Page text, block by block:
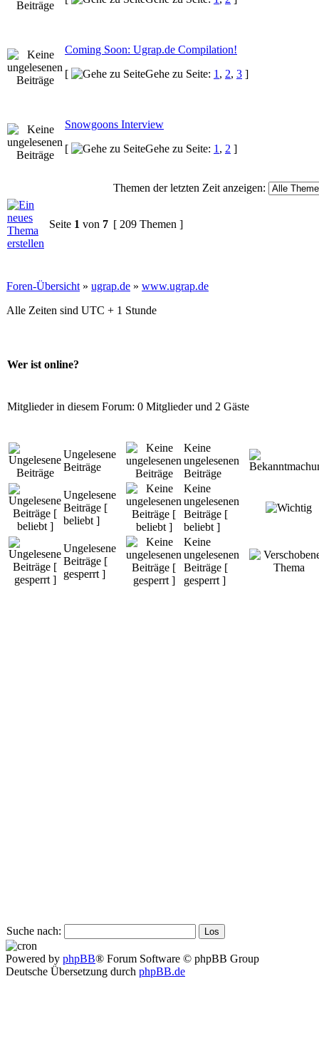
Coming Soon: Ugrap.de Compilation!
[
Gehe zu Seite: 1 , 2, 3 ]
Snowgoons Interview
[
Gehe zu Seite: 1 , 2 ]
Themen der letzten Zeit anzeigen:
Seite 1 von 7 [ 209 Themen ]
Foren-Übersicht » ugrap.de » www.ugrap.de
Alle Zeiten sind UTC + 1 Stunde
Wer ist online?
Mitglieder in diesem Forum: 0 Mitglieder und 2 Gäste
Ungelesene
Beiträge
Keine
ungelesenen
Beiträge
Ungelesene
Beiträge [
beliebt ]
Keine
ungelesenen
Beiträge [
beliebt ]
Ungelesene
Beiträge [
gesperrt ]
Keine
ungelesenen
Beiträge [
gesperrt ]
Suche nach:
Powered by phpBB® Forum Software © phpBB Group
Deutsche Übersetzung durch phpBB.de